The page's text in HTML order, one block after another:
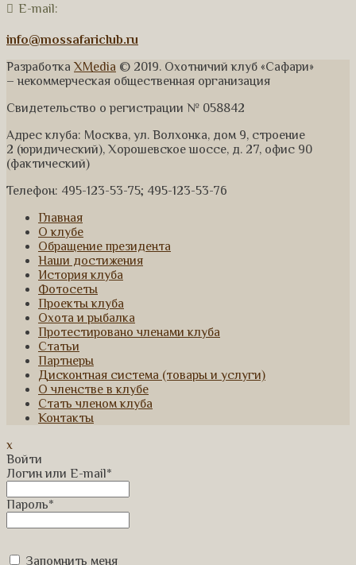
E-mail:
info@mossafariclub.ru
Разработка XMedia © 2019. Охотничий клуб «Сафари»
– некоммерческая общественная организация
Свидетельство о регистрации № 058842
Адрес клуба: Москва, ул. Волхонка, дом 9, строение
2 (юридический), Хорошевское шоссе, д. 27, офис 90
(фактический)
Телефон: 495-123-53-75; 495-123-53-76
Главная
О клубе
Обращение президента
Наши достижения
История клуба
Фотосеты
Проекты клуба
Охота и рыбалка
Протестировано членами клуба
Статьи
Партнеры
Дисконтная система (товары и услуги)
О членстве в клубе
Стать членом клуба
Контакты
x
Войти
Логин или E-mail*
Пароль*
Запомнить меня